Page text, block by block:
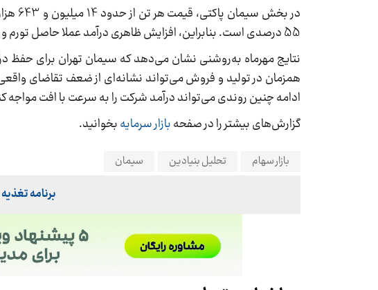
55 درصدی است. بنابراین، افزایش ظاهری درآمد عملا حاصل تورم و رشد نرخ دلار بوده، نه عملکرد عملیاتی قوی.
نتایج مهرماه به‌روشنی نشان می‌دهد که سیمان تهران برای
همزمان در تولید و فروش می‌تواند نشانه‌ای از ضعف تقاضای
ادامه چنین روندی می‌تواند درآمد شرکت را به سرعت با افت مواجه
گزارش‌های بیشتر را در صفحهبازار سرمایهبخوانید.
بازار سهام تحلیل بنیادین سیمان
برنامه